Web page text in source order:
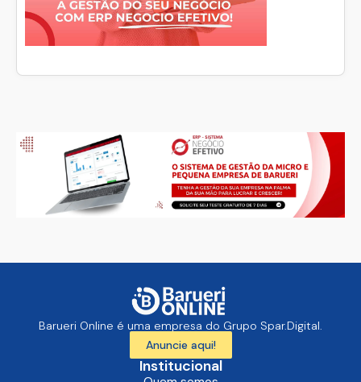
Barueri Online é uma empresa do Grupo Spar.Digital.
Anuncie aqui!